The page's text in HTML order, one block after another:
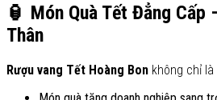
🏮 Món Quà Tết Đẳng Cấp
Thân
Rượu vang Tết Hoàng Bon không chỉ